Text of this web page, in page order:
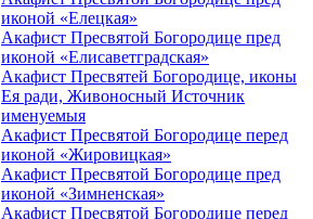
иконой «Елецкая»
Акафист Пресвятой Богородице пред
иконой «Елисаветградская»
Акафист Пресвятей Богородице, иконы
Ея ради, Живоносный Источник
именуемыя
Акафист Пресвятой Богородице перед
иконой «Жировицкая»
Акафист Пресвятой Богородице пред
иконой «Зимненская»
Акафист Пресвятой Богородице перед